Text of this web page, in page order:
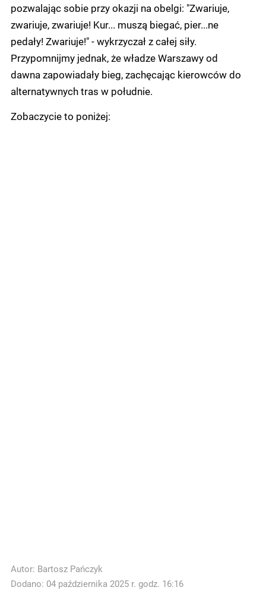
pozwalając sobie przy okazji na obelgi: "Zwariuje,
zwariuje, zwariuje! Kur... muszą biegać, pier...ne
pedały! Zwariuje!" - wykrzyczał z całej siły.
Przypomnijmy jednak, że władze Warszawy od
dawna zapowiadały bieg, zachęcając kierowców do
alternatywnych tras w południe.
Zobaczycie to poniżej:
Autor: Bartosz Pańczyk
Dodano: 04 października 2025 r. godz. 16:16